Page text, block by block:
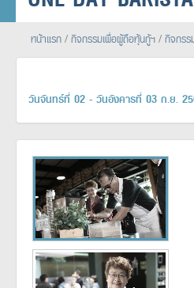
หน้าแรก/กิจกรรมเพื่อผู้ถือหุ้นกู้ฯ/กิจกร
วันจันทร์ที่ 02 - วันอังคารที่ 03 ก.ย.